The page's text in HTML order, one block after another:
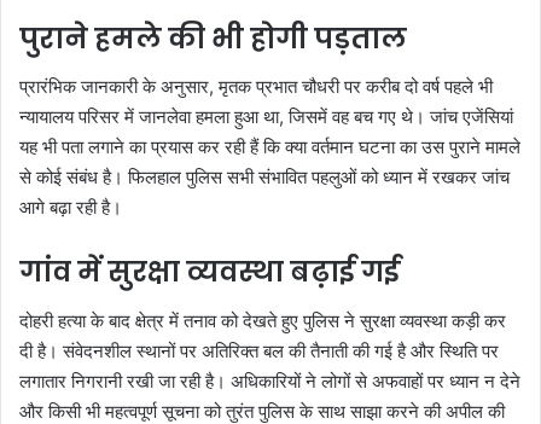
पुराने हमले की भी होगी पड़ताल
प्रारंभिक जानकारी के अनुसार, मृतक प्रभात चौधरी पर करीब दो वर्ष पहले भी
न्यायालय परिसर में जानलेवा हमला हुआ था, जिसमें वह बच गए थे। जांच एजेंसियां
यह भी पता लगाने का प्रयास कर रही हैं कि क्या वर्तमान घटना का उस पुराने मामले
से कोई संबंध है। फिलहाल पुलिस सभी संभावित पहलुओं को ध्यान में रखकर जांच
आगे बढ़ा रही है।
गांव में सुरक्षा व्यवस्था बढ़ाई गई
दोहरी हत्या के बाद क्षेत्र में तनाव को देखते हुए पुलिस ने सुरक्षा व्यवस्था कड़ी कर
दी है। संवेदनशील स्थानों पर अतिरिक्त बल की तैनाती की गई है और स्थिति पर
लगातार निगरानी रखी जा रही है। अधिकारियों ने लोगों से अफवाहों पर ध्यान न देने
और किसी भी महत्वपूर्ण सूचना को तुरंत पुलिस के साथ साझा करने की अपील की